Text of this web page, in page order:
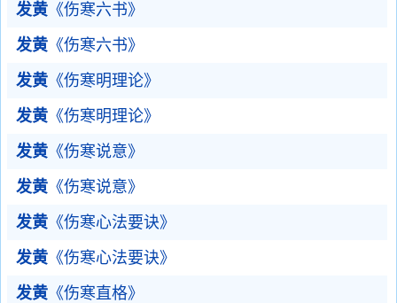
发黄 《伤寒六书》
发黄 《伤寒六书》
发黄 《伤寒明理论》
发黄 《伤寒明理论》
发黄 《伤寒说意》
发黄 《伤寒说意》
发黄 《伤寒心法要诀》
发黄 《伤寒心法要诀》
发黄 《伤寒直格》